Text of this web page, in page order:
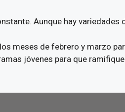
Aunque hay variedades
meses de febrero y marzo
jóvenes para que